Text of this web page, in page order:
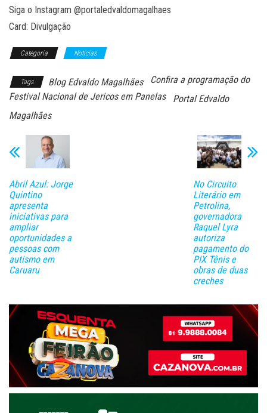
Siga o Instagram @portaledvaldomagalhaes
Card: Divulgação
Categoria Notícias
Tags Blog Edvaldo Magalhães
Confira a programação do
Festival Nacional de Jericos em Panelas
Portal Edvaldo
Magalhães
Abril Azul: Jorge
Quintino
apresenta
iniciativas para
ampliar
oportunidades a
pessoas com
autismo em
Caruaru
No Circuito
Literário em
Petrolina,
governadora
Raquel Lyra
autoriza
pagamento do
PIX Tênis e
obras de duas
creches